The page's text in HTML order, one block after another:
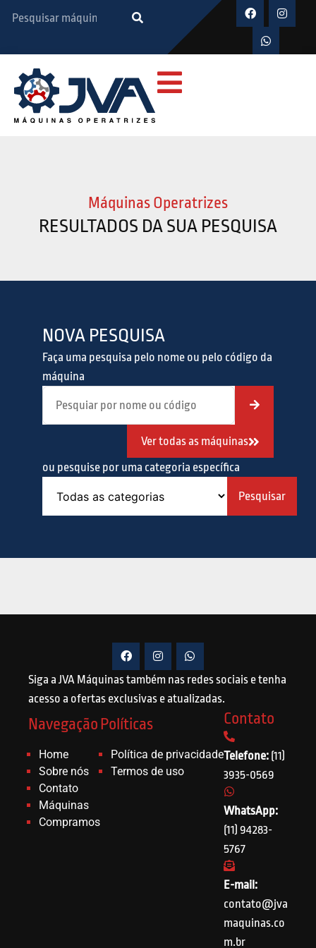
Máquinas Operatrizes
RESULTADOS DA SUA PESQUISA
NOVA PESQUISA
Faça uma pesquisa pelo nome ou pelo código da
máquina
Ver todas as máquinas
ou pesquise por uma categoria específica
Siga a JVA Máquinas também nas redes sociais e tenha
acesso a ofertas exclusivas e atualizadas.
Navegação
Home
Sobre nós
Contato
Máquinas
Compramos
Políticas
Política de privacidade
Termos de uso
Contato
Telefone: (11)
3935-0569
WhatsApp:
(11) 94283-
5767
E-mail:
contato@jva
maquinas.co
m.br